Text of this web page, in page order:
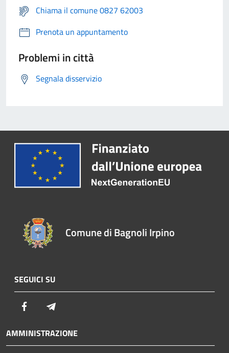
Chiama il comune 0827 62003
Prenota un appuntamento
Problemi in città
Segnala disservizio
Comune di Bagnoli Irpino
SEGUICI SU
Facebook
AMMINISTRAZIONE